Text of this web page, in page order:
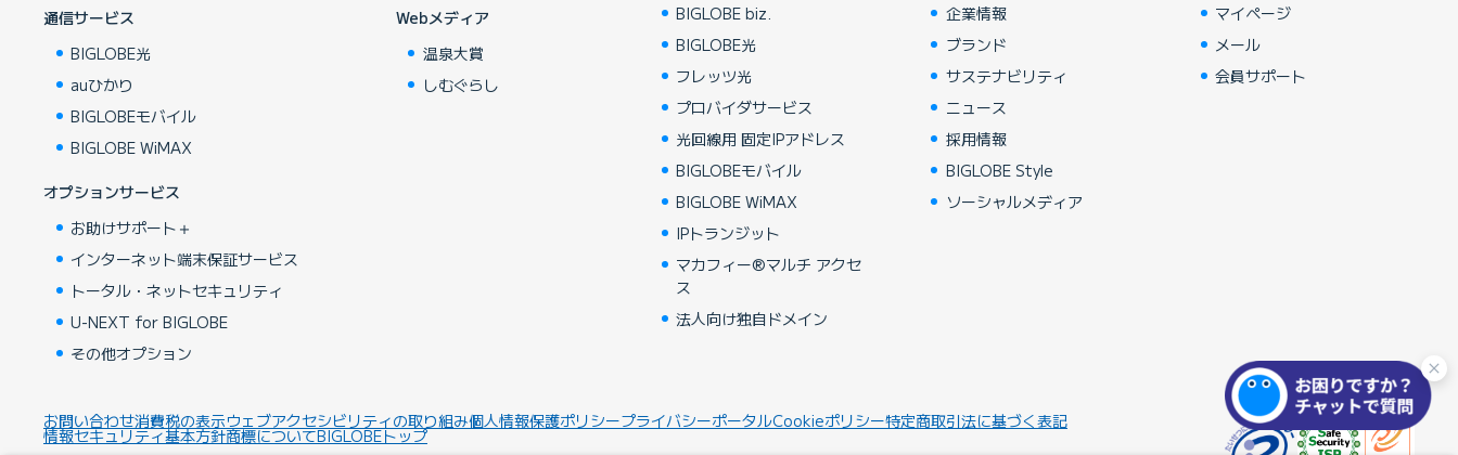
通信サービス
BIGLOBE光
auひかり
BIGLOBEモバイル
BIGLOBE WiMAX
オプションサービス
お助けサポート＋
インターネット端末保証サービス
トータル・ネットセキュリティ
U-NEXT for BIGLOBE
その他オプション
Webメディア
温泉大賞
しむぐらし
BIGLOBE biz.
BIGLOBE光
フレッツ光
プロバイダサービス
光回線用 固定IPアドレス
BIGLOBEモバイル
BIGLOBE WiMAX
IPトランジット
マカフィー®マルチ アクセ
ス
法人向け独自ドメイン
企業情報
ブランド
サステナビリティ
ニュース
採用情報
BIGLOBE Style
ソーシャルメディア
マイページ
メール
会員サポート
お問い合わせ消費税の表示ウェブアクセシビリティの取り組み個人情報保護ポリシープライバシーポータルCookieポリシー特定商取引法に基づく表記
情報セキュリティ基本方針商標についてBIGLOBEトップ